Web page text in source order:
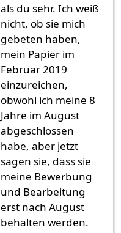
als du sehr. Ich weiß
nicht, ob sie mich
gebeten haben,
mein Papier im
Februar 2019
einzureichen,
obwohl ich meine 8
Jahre im August
abgeschlossen
habe, aber jetzt
sagen sie, dass sie
meine Bewerbung
und Bearbeitung
erst nach August
behalten werden.